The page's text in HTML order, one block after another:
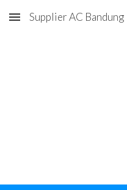
Skip to main content
Supplier AC Bandung